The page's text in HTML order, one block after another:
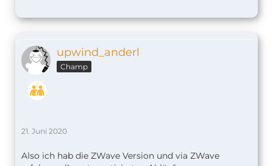
upwind_anderl
Champ
21. Juni 2020
Also ich hab die ZWave Version und via ZWave